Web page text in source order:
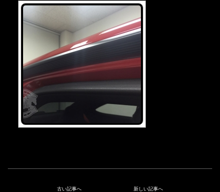
古い記事へ 新しい記事へ